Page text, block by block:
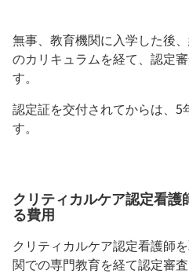
無事、教育機関に入学した後
のカリキュラムを経て、認定
す。
認定証を交付されてからは、
す。
クリティカルケア認定看
る費用
クリティカルケア認定看護師
関での専門教育を経て認定審